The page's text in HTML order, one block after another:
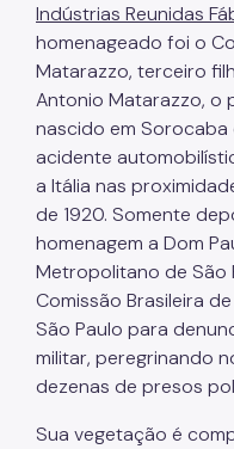
TAC - Termo de
Mudanças Climáticas
Comitê do Clima
Inventário de GEE
Plano de Ação
COMFROTA-SP
Planos
Mata Atlântica
Arborização Urbana
Áreas Protegidas,
Indústrias Reunidas
homenageado foi o
Matarazzo, terceiro
Antonio Matarazzo, o
nascido em Sorocaba
acidente
a Itália nas
de 1920. Somente
homenagem a Dom
Metropolitano de São
Comissão Brasileira
São Paulo para
militar, peregrinando
dezenas de presos
Sua vegetação é